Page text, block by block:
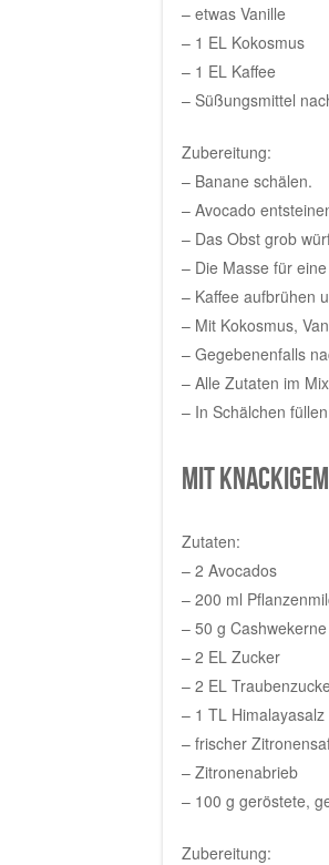
– etwas Vanille
– 1 EL Kokosmus
– 1 EL Kaffee
– Süßungsmittel
Zubereitung:
– Banane schälen.
– Avocado
– Das Obst grob
– Die Masse für
– Kaffee aufbrühen
– Mit Kokosmus,
– Gegebenenfalls
– Alle Zutaten im
– In Schälchen
Mit
Zutaten:
– 2 Avocados
– 200 ml
– 50 g Cashwekerne
– 2 EL Zucker
– 2 EL
– 1 TL Himalayasalz
– frischer
– Zitronenabrieb
– 100 g geröstete,
Zubereitung: